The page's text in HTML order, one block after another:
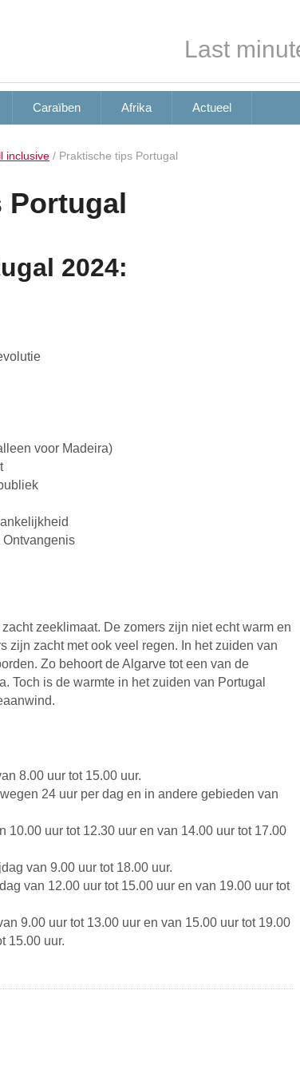
Last
Caraïben Afrika Actueel
inclusive / Praktische tips Portugal
Portugal
2024:
voor Madeira)
Ontvangenis
zeeklimaat. De zomers zijn niet echt warm en
zijn zacht met ook veel regen. In het zuiden van
Zo behoort de Algarve tot een van de
Toch is de warmte in het zuiden van Portugal
8.00 uur tot 15.00 uur.
24 uur per dag en in andere gebieden van
10.00 uur tot 12.30 uur en van 14.00 uur tot 17.00
van 9.00 uur tot 18.00 uur.
van 12.00 uur tot 15.00 uur en van 19.00 uur tot
9.00 uur tot 13.00 uur en van 15.00 uur tot 19.00
15.00 uur.